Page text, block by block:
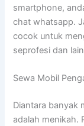
smartphone,
chat whatsapp.
cocok untuk
seprofesi dan
Sewa Mobil
Diantara banyak
adalah menikah.